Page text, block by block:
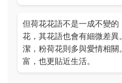
但荷花花語不是一成不變
花，其花語也會有細微差
潔，粉荷花則多與愛情相
富，也更貼近生活。